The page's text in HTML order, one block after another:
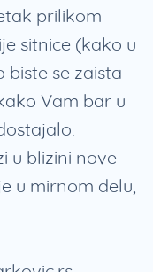
prilikom
sitnice (kako u
biste se zaista
Vam bar u
u blizini nove
u mirnom delu,